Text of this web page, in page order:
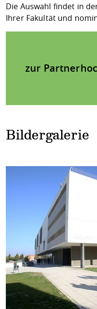
Die Auswahl findet in
Ihrer Fakultät und
zur
Bildergalerie